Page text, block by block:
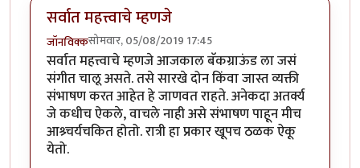
सर्वात महत्त्वाचे म्हणजे
जॉनविक्कसोमवार, 05/08/2019 17:45
सर्वात महत्त्वाचे म्हणजे आजकाल बॅकग्राऊंड ला जसं
संगीत चालू असते. तसे सारखे दोन किंवा जास्त व्यक्ती
संभाषण करत आहेत हे जाणवत राहते. अनेकदा अतर्क्य
जे कधीच ऐकले, वाचले नाही असे संभाषण पाहून मीच
आश्र्चर्यचकित होतो. रात्री हा प्रकार खूपच ठळक ऐकू
येतो.